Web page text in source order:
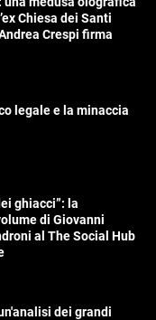
Chiesa dei Santi
Crespi firma
legale e la minaccia
ghiacci”: la
di Giovanni
al The Social Hub
dei grandi